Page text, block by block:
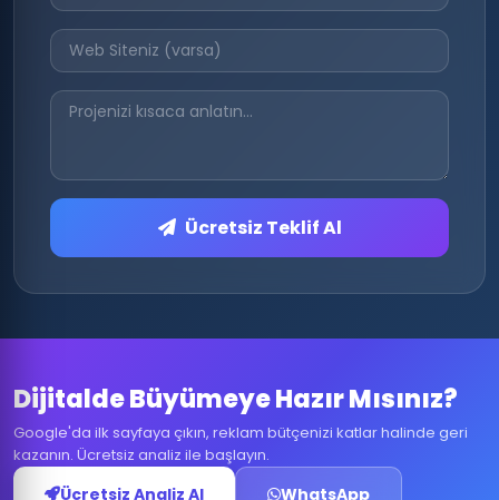
Ücretsiz Teklif Al
Dijitalde Büyümeye Hazır Mısınız?
Google'da ilk sayfaya çıkın, reklam bütçenizi katlar halinde geri
kazanın. Ücretsiz analiz ile başlayın.
Ücretsiz Analiz Al WhatsApp